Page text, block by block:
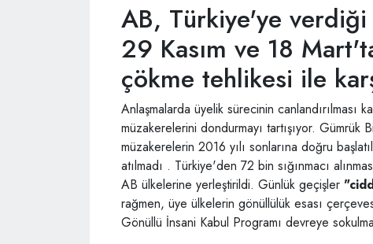
AB, Türkiye'ye verdiği
29 Kasım ve 18
çökme tehlikesi ile
Anlaşmalarda üyelik sürecinin canlandırılması
müzakerelerini dondurmayı tartışıyor. Gümrük
müzakerelerin 2016 yılı sonlarına doğru
atılmadı . Türkiye'den 72 bin sığınmacı
AB ülkelerine yerleştirildi. Günlük geçişler
rağmen, üye ülkelerin gönüllülük esası
Gönüllü İnsani Kabul Programı devreye